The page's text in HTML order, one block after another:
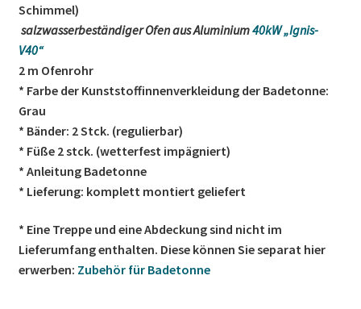
Schimmel)
salzwasserbeständiger Ofen aus Aluminium40kW „Ignis-
V40“
2 m Ofenrohr
* Farbe der Kunststoffinnenverkleidung der Badetonne:
Grau
* Bänder: 2 Stck. (regulierbar)
* Füße 2 stck. (wetterfest impägniert)
* Anleitung Badetonne
* Lieferung: komplett montiert geliefert
* Eine Treppe und eine Abdeckung sind nicht im
Lieferumfang enthalten. Diese können Sie separat hier
erwerben: Zubehör für Badetonne